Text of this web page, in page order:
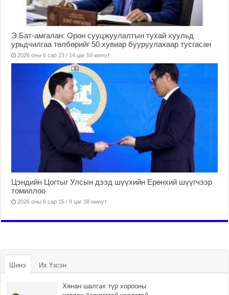
Э.Бат-амгалан: Орон сууцжуулалтын тухай хуульд
урьдчилгаа төлбөрийг 50 хувиар бууруулахаар тусгасан
2026 оны 6 сар 23 / 14 цаг 59 минут
Цэндийн Цогтыг Улсын дээд шүүхийн Ерөнхий шүүгчээр
томиллоо
2026 оны 6 сар 16 / 9 цаг 38 минут
Шинэ Их Үзсэн
Хянан шалгах түр хорооны